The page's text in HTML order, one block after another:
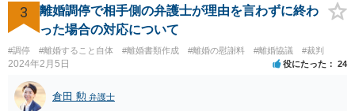
者に証言してもらうことが必要になるケースなどでは、裁判の追行
上、就業先に協力を仰がなければならない場合や、就業先の従業員に
協力を仰がなければならない場合があります。 また、仮に訴訟におい
ていくらかの賠償が認められたとして、被告がこれを任意に支払わな
い場合は、強制執行を申し立てることで債権の回収を図ることができ
ます。 例えば、被告の給料を差し押さえる場合には、裁判所から被告
の就業先に文書が送付されますので、訴訟が起こったことを事後的に
3
離婚調停で相手側の弁護士が理由を言わずに終わ
った場合の対応について
#調停 #離婚すること自体 #離婚書類作成 #離婚の慰謝料 #離婚協議 #裁判
2024年2月5日 役にたった 24
倉田 勲 弁護士